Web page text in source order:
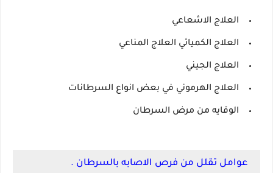
العلاج الاشعاعي
العلاج الكميائي العلاج المناعي
العلاج الجيني
العلاج الهرموني في بعض انواع السرطانات
الوقايه من مرض السرطان
عوامل تقلل من فرص الاصابه بالسرطان .